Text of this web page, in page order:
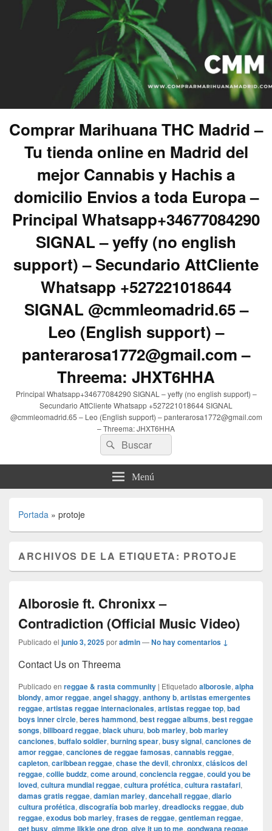
Comprar Marihuana THC Madrid –
Tu tienda online en Madrid del
mejor Cannabis y Hachis a
domicilio Envios a toda Europa –
Principal Whatsapp+34677084290
SIGNAL – yeffy (no english
support) – Secundario AttCliente
Whatsapp +527221018644
SIGNAL @cmmleomadrid.65 –
Leo (English support) –
panterarosa1772@gmail.com –
Threema: JHXT6HHA
Principal Whatsapp+34677084290 SIGNAL – yeffy (no english support) –
Secundario AttCliente Whatsapp +527221018644 SIGNAL
@cmmleomadrid.65 – Leo (English support) – panterarosa1772@gmail.com
– Threema: JHXT6HHA
Buscar
por:
Buscar
Menú
Portada » protoje
ARCHIVOS DE LA ETIQUETA: PROTOJE
Alborosie ft. Chronixx –
Contradiction (Official Music Video)
Publicado el junio 3, 2025poradmin—No hay comentarios ↓
Contact Us on Threema
Publicado en reggae & rasta community | Etiquetado alborosie, alpha
blondy, amor reggae, angel shaggy, anthony b, artistas emergentes
reggae, artistas reggae internacionales, artistas reggae top, bad
boys inner circle, beres hammond, best reggae albums, best reggae
songs, billboard reggae, black uhuru, bob marley, bob marley
canciones, buffalo soldier, burning spear, busy signal, canciones de
amor reggae, canciones de reggae famosas, cannabis reggae,
capleton, caribbean reggae, chase the devil, chronixx, clásicos del
reggae, collie buddz, come around, conciencia reggae, could you be
loved, cultura mundial reggae, cultura profética, cultura rastafari,
damas gratis reggae, damian marley, dancehall reggae, diario
cultura profética, discografía bob marley, dreadlocks reggae, dub
reggae, exodus bob marley, frases de reggae, gentleman reggae,
get busy, gimme likkle one drop, give it up to me, gondwana reggae,